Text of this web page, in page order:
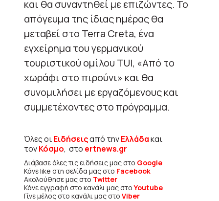
και θα συναντηθεί με επιζώντες. Το
απόγευμα της ίδιας ημέρας θα
μεταβεί στο Terra Creta, ένα
εγχείρημα του γερμανικού
τουριστικού ομίλου ТUI, «Από το
χωράφι στο πιρούνι» και θα
συνομιλήσει με εργαζόμενους και
συμμετέχοντες στο πρόγραμμα.
Όλες οιΕιδήσειςαπό τηνΕλλάδακαι
τονΚόσμο, στο ertnews.gr
Διάβασε όλες τις ειδήσεις μας στο Google
Κάνε like στη σελίδα μας στο Facebook
Ακολούθησε μας στο Twitter
Κάνε εγγραφή στο κανάλι μας στοYoutube
Γίνε μέλος στο κανάλι μας στο Viber